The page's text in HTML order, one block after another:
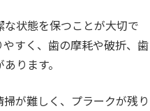
状態を保つことが大切で
すく、歯の摩耗や破折、歯
ります。
が難しく、プラークが残り